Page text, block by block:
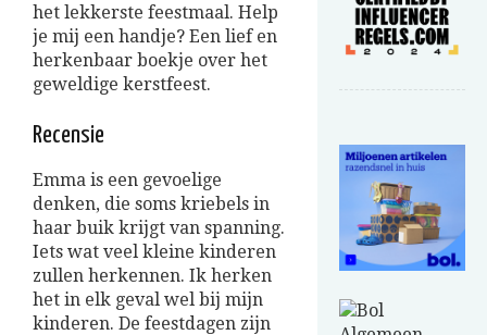
het lekkerste feestmaal. Help
je mij een handje? Een lief en
herkenbaar boekje over het
geweldige kerstfeest.
Recensie
Emma is een gevoelige
denken, die soms kriebels in
haar buik krijgt van spanning.
Iets wat veel kleine kinderen
zullen herkennen. Ik herken
het in elk geval wel bij mijn
kinderen. De feestdagen zijn